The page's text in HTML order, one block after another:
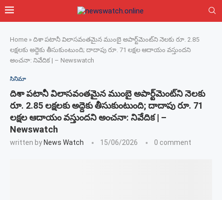
Home » దిశా పటానీ విలాసవంతమైన ముంబై అపార్ట్‌మెంట్‌ని నెలకు రూ. 2.85
లక్షలకు అద్దెకు తీసుకుంటుంది; దాదాపు రూ. 71 లక్షల ఆదాయం వస్తుందని
అంచనా: నివేదిక | – Newswatch
సినిమా
దిశా పటానీ విలాసవంతమైన ముంబై అపార్ట్‌మెంట్‌ని నెలకు
రూ. 2.85 లక్షలకు అద్దెకు తీసుకుంటుంది; దాదాపు రూ. 71
లక్షల ఆదాయం వస్తుందని అంచనా: నివేదిక | –
Newswatch
written by News Watch 15/06/2026 0 comment